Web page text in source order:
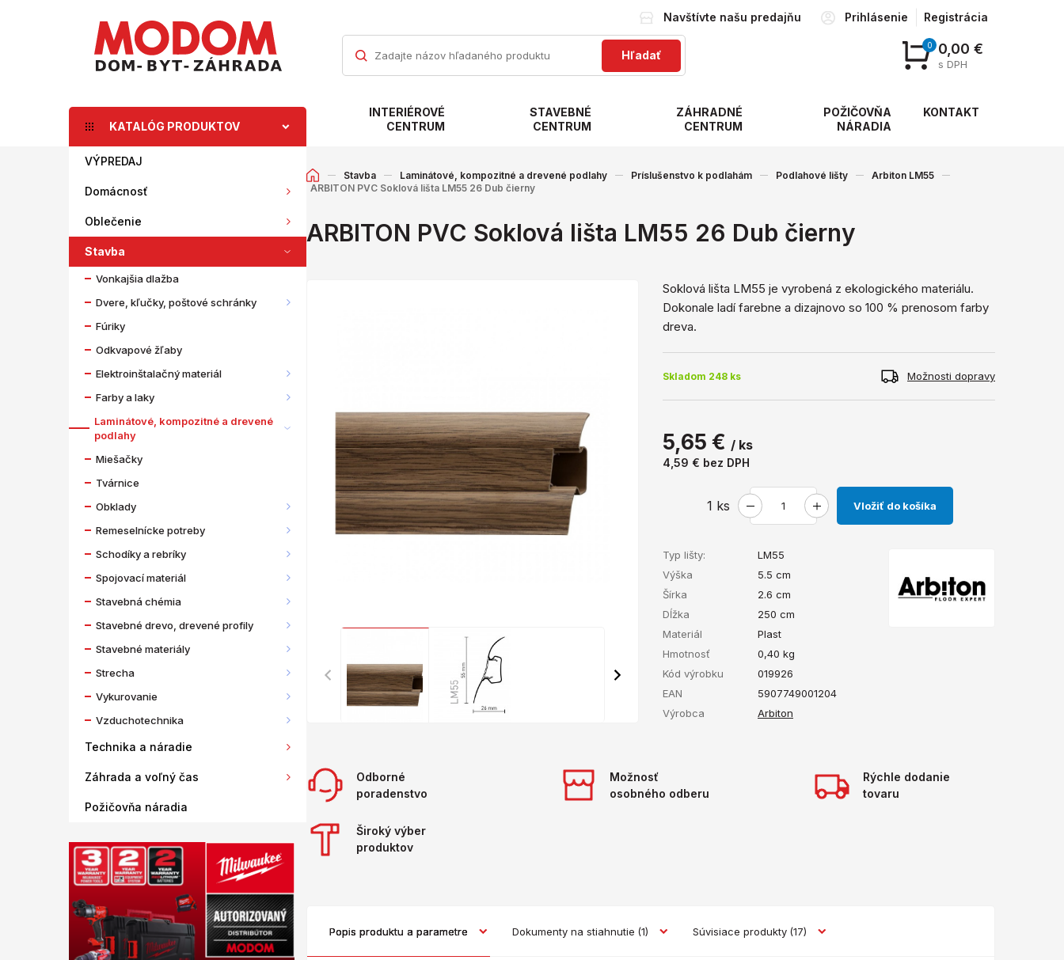
Navštívte našu predajňu Prihlásenie Registrácia
Hľadať
0 0,00 €
s DPH
INTERIÉROVÉ
CENTRUM
STAVEBNÉ
CENTRUM
ZÁHRADNÉ
CENTRUM
POŽIČOVŇA
NÁRADIA
KONTAKT
KATALÓG PRODUKTOV
VÝPREDAJ
Domácnosť
Oblečenie
Stavba
Vonkajšia dlažba
Dvere, kľučky, poštové schránky
Fúriky
Odkvapové žľaby
Elektroinštalačný materiál
Farby a laky
Laminátové, kompozitné a drevené
podlahy
Miešačky
Tvárnice
Obklady
Remeselnícke potreby
Schodíky a rebríky
Spojovací materiál
Stavebná chémia
Stavebné drevo, drevené profily
Stavebné materiály
Strecha
Vykurovanie
Vzduchotechnika
Technika a náradie
Záhrada a voľný čas
Požičovňa náradia
Stavba Laminátové, kompozitné a drevené podlahy Príslušenstvo k podlahám Podlahové lišty
Arbiton LM55
ARBITON PVC Soklová lišta LM55 26 Dub čierny
ARBITON PVC Soklová lišta LM55 26 Dub čierny
Soklová lišta LM55 je vyrobená z ekologického materiálu.
Dokonale ladí farebne a dizajnovo so 100 % prenosom farby
dreva.
Skladom 248 ks Možnosti dopravy
5,65 € / ks
4,59 € bez DPH
1 ks Vložiť do košíka
Typ lišty:
LM55
Výška
5.5 cm
Šírka
2.6 cm
Dĺžka
250 cm
Materiál
Plast
Hmotnosť
0,40 kg
Kód výrobku
019926
EAN
5907749001204
Výrobca
Arbiton
Odborné
poradenstvo
Možnosť
osobného odberu
Rýchle dodanie
tovaru
Široký výber
produktov
Popis produktu a parametre Dokumenty na stiahnutie (1) Súvisiace produkty (17)